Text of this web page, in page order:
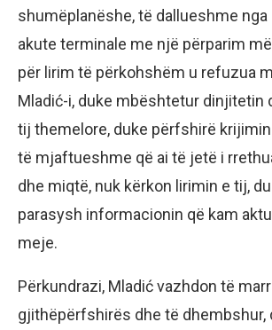
shumëplanëshe, të dallueshme
akute terminale me një përparim
për lirim të përkohshëm u refuzua
Mladić-i, duke mbështetur dinjitetin
tij themelore, duke përfshirë
të mjaftueshme që ai të jetë i
dhe miqtë, nuk kërkon lirimin e tij,
parasysh informacionin që kam
meje.
Përkundrazi, Mladić vazhdon të
gjithëpërfshirës dhe të dhembshur,